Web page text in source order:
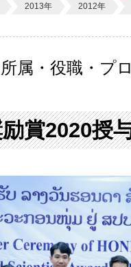
2013年 2012年
属・役職・プ
賞2020授